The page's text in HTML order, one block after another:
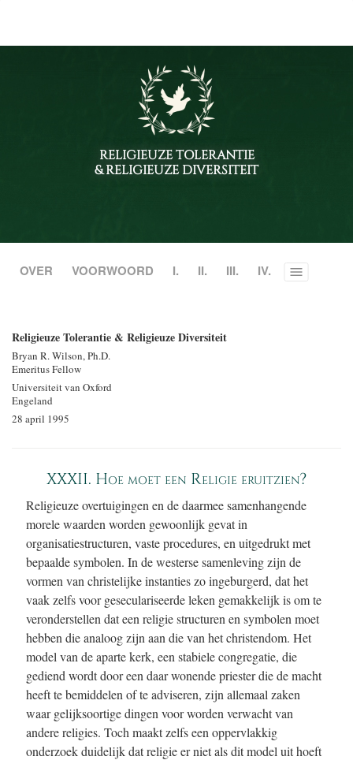
RELIGIEUZE TOLERANTIE
& RELIGIEUZE DIVERSITEIT
OVER VOORWOORD I. II. III. IV. Toggle
Religieuze Tolerantie & Religieuze Diversiteit
Bryan R. Wilson, Ph.D.
Emeritus Fellow
Universiteit van Oxford
Engeland
28 april 1995
XXXII. Hoe moet een Religie eruitzien?
Religieuze overtuigingen en de daarmee samenhangende
morele waarden worden gewoonlijk gevat in
organisatiestructuren, vaste procedures, en uitgedrukt met
bepaalde symbolen. In de westerse samenleving zijn de
vormen van christelijke instanties zo ingeburgerd, dat het
vaak zelfs voor geseculariseerde leken gemakkelijk is om te
veronderstellen dat een religie structuren en symbolen moet
hebben die analoog zijn aan die van het christendom. Het
model van de aparte kerk, een stabiele congregatie, die
gediend wordt door een daar wonende priester die de macht
heeft te bemiddelen of te adviseren, zijn allemaal zaken
waar gelijksoortige dingen voor worden verwacht van
andere religies. Toch maakt zelfs een oppervlakkig
onderzoek duidelijk dat religie er niet als dit model uit hoeft